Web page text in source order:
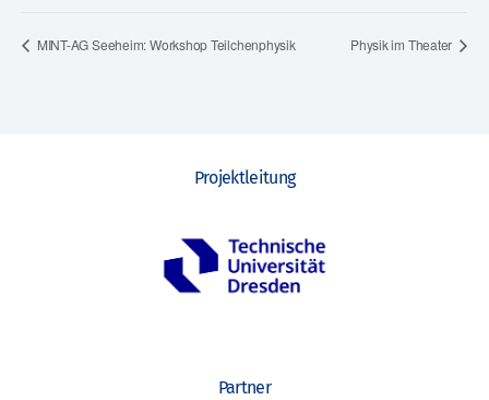
MINT-AG Seeheim: Workshop Teilchenphysik Physik im Theater
Projektleitung
Partner